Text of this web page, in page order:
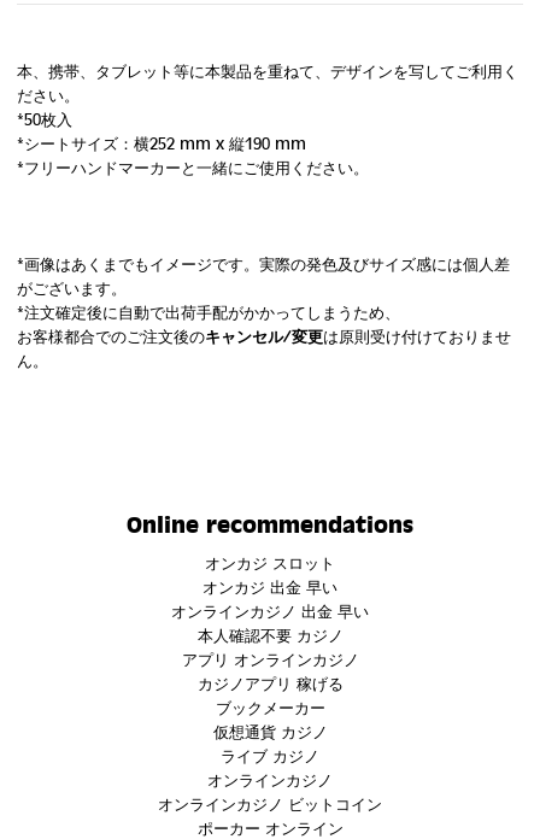
本、携帯、タブレット等に本製品を重ねて、デザインを写してご利用く
ださい。
*50枚入
*シートサイズ：横252 mm x 縦190 mm
*フリーハンドマーカーと一緒にご使用ください。
*画像はあくまでもイメージです。実際の発色及びサイズ感には個人差
がございます。
*注文確定後に自動で出荷手配がかかってしまうため、
お客様都合でのご注文後のキャンセル/変更は原則受け付けておりませ
ん。
Online recommendations
オンカジ スロット
オンカジ 出金 早い
オンラインカジノ 出金 早い
本人確認不要 カジノ
アプリ オンラインカジノ
カジノアプリ 稼げる
ブックメーカー
仮想通貨 カジノ
ライブ カジノ
オンラインカジノ
オンラインカジノ ビットコイン
ポーカー オンライン